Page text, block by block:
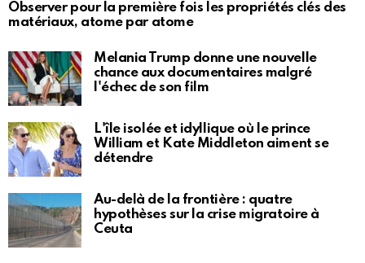
Observer pour la première fois les propriétés clés des
matériaux, atome par atome
Melania Trump donne une nouvelle
chance aux documentaires malgré
l'échec de son film
L'île isolée et idyllique où le prince
William et Kate Middleton aiment se
détendre
Au-delà de la frontière : quatre
hypothèses sur la crise migratoire à
Ceuta